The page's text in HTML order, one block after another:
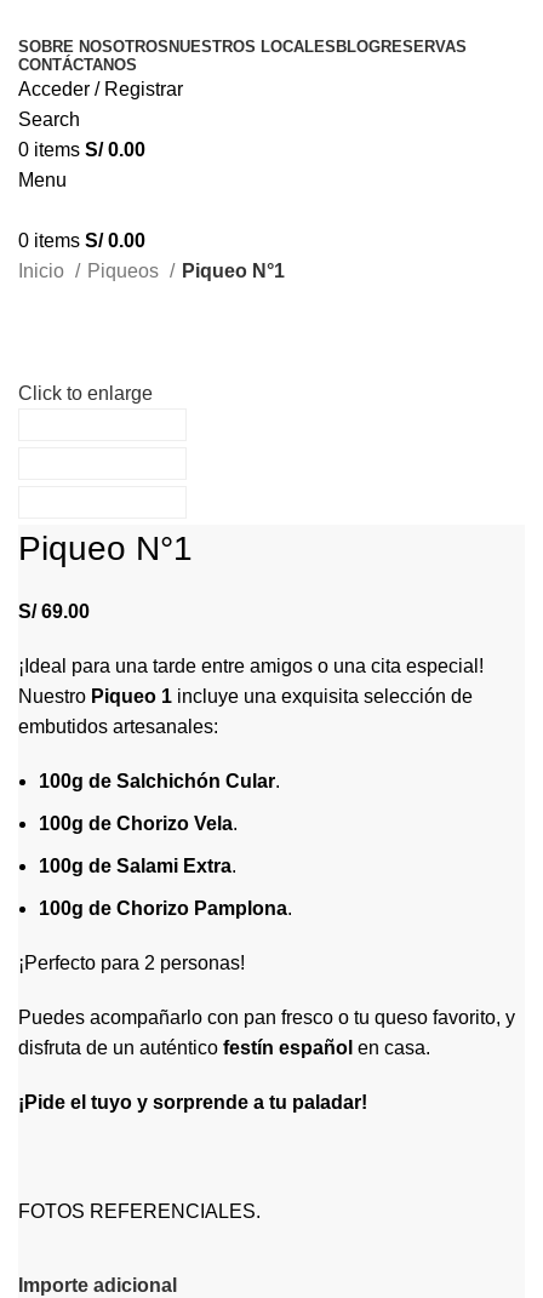
SOBRE NOSOTROS NUESTROS LOCALES BLOGRESERVAS
CONTÁCTANOS
Acceder / Registrar
Search
0 items S/0.00
Menu
0 items S/0.00
Inicio
Piqueos Piqueo N°1
Click to enlarge
Piqueo N°1
S/69.00
¡Ideal para una tarde entre amigos o una cita especial!
Nuestro Piqueo 1 incluye una exquisita selección de
embutidos artesanales:
100g de Salchichón Cular.
100g de Chorizo Vela.
100g de Salami Extra.
100g de Chorizo Pamplona.
¡Perfecto para 2 personas!
Puedes acompañarlo con pan fresco o tu queso favorito, y
disfruta de un auténtico festín español en casa.
¡Pide el tuyo y sorprende a tu paladar!
FOTOS REFERENCIALES.
Importe adicional